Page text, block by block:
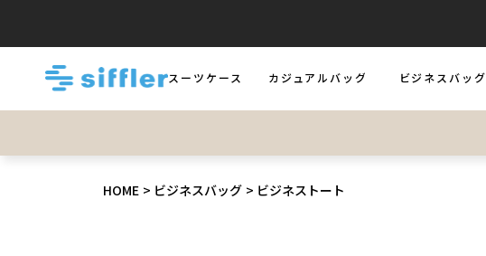
スーツケース
カジュアルバッグ
ビジネスバッグ
HOME ビジネスバッグ ビジネストート